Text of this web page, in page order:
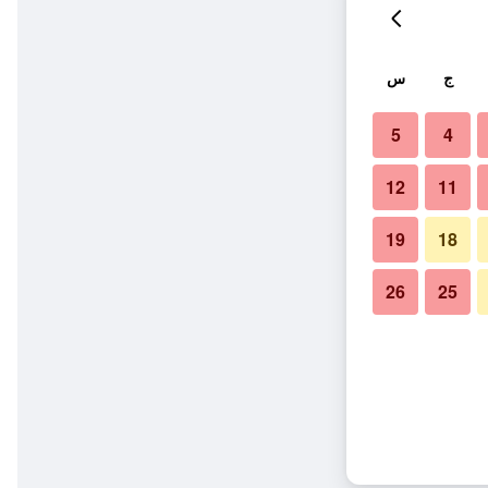
ج س
4
5
11
12
18
19
25
26